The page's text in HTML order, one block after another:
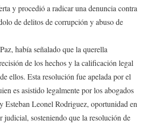
y procedió a radicar una denuncia contra
de delitos de corrupción y abuso de
había señalado que la querella
de los hechos y la calificación legal
ellos. Esta resolución fue apelada por el
es asistido legalmente por los abogados
Esteban Leonel Rodriguez, oportunidad en
judicial, sosteniendo que la resolución de